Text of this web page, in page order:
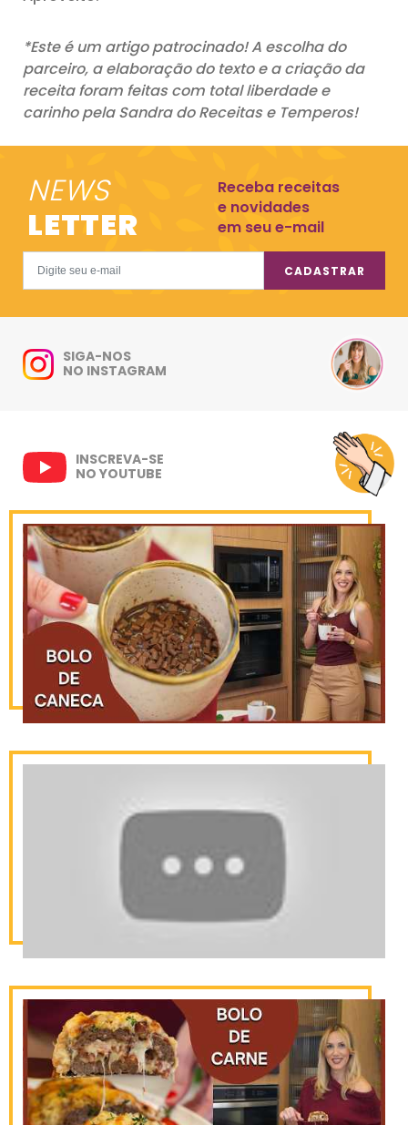
*Este é um artigo patrocinado! A escolha do
parceiro, a elaboração do texto e a criação da
receita foram feitas com total liberdade e
carinho pela Sandra do Receitas e Temperos!
NEWS
LETTER
Receba receitas
e novidades
em seu e-mail
CADASTRAR
SIGA-NOS
NO INSTAGRAM
INSCREVA-SE
NO YOUTUBE